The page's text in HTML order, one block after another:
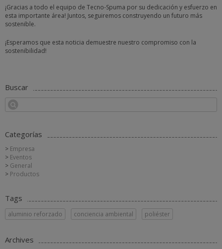
¡Gracias a todo el equipo de Tecno-Spuma por su dedicación y esfuerzo en
esta importante área! Juntos, seguiremos construyendo un futuro más
sostenible.
¡Esperamos que esta noticia demuestre nuestro compromiso con la
sostenibilidad!
Buscar
Categorías
Empresa
Eventos
General
Productos
Tags
aluminio reforzado conciencia ambiental poliéster
Archives